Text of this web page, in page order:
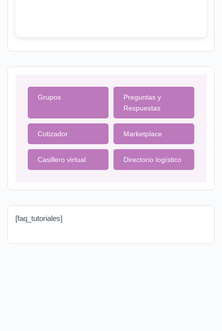
Grupos
Preguntas y
Respuestas
Cotizador Marketplace
Casillero virtual Directorio logístico
[faq_tutoriales]